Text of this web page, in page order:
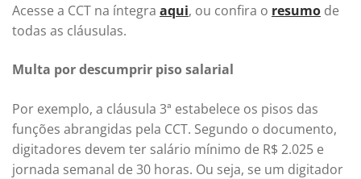
Acesse a CCT na íntegra aqui, ou confira o resumo de
todas as cláusulas.
Multa por descumprir piso salarial
Por exemplo, a cláusula 3ª estabelece os pisos das
funções abrangidas pela CCT. Segundo o documento,
digitadores devem ter salário mínimo de R$ 2.025 e
jornada semanal de 30 horas. Ou seja, se um digitador